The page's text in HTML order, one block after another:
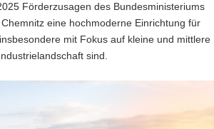
Förderzusagen des Bundesministeriums
eine hochmoderne Einrichtung für
mit Fokus auf kleine und mittlere
sind.